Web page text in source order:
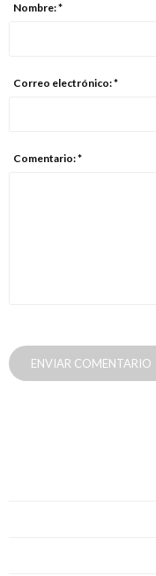
Nombre: *
Correo electrónico: *
Comentario: *
ENVIAR COMENTARIO